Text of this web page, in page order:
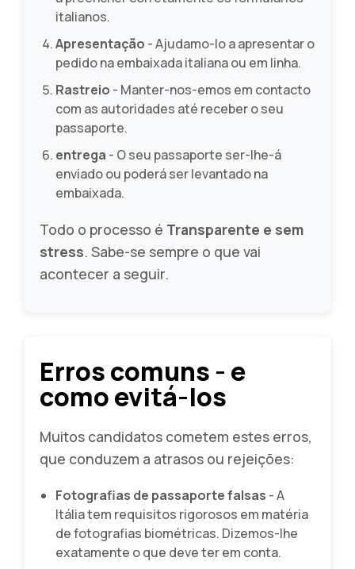
italianos.
Apresentação - Ajudamo-lo a apresentar o
pedido na embaixada italiana ou em linha.
Rastreio - Manter-nos-emos em contacto
com as autoridades até receber o seu
passaporte.
entrega - O seu passaporte ser-lhe-á
enviado ou poderá ser levantado na
embaixada.
Todo o processo é Transparente e sem
stress. Sabe-se sempre o que vai
acontecer a seguir.
Erros comuns - e
como evitá-los
Muitos candidatos cometem estes erros,
que conduzem a atrasos ou rejeições:
Fotografias de passaporte falsas - A
Itália tem requisitos rigorosos em matéria
de fotografias biométricas. Dizemos-lhe
exatamente o que deve ter em conta.